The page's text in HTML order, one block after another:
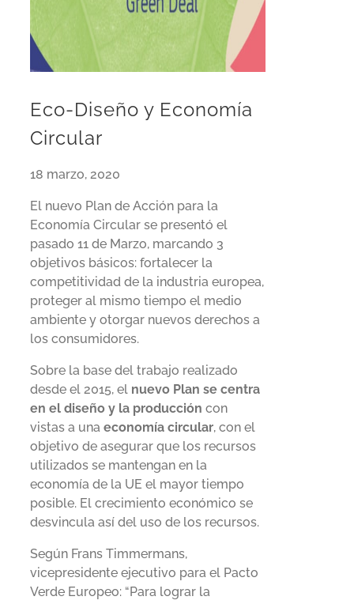
Eco-Diseño y Economía
Circular
18 marzo, 2020
El nuevo Plan de Acción para la
Economía Circular se presentó el
pasado 11 de Marzo, marcando 3
objetivos básicos: fortalecer la
competitividad de la industria europea,
proteger al mismo tiempo el medio
ambiente y otorgar nuevos derechos a
los consumidores.
Sobre la base del trabajo realizado
desde el 2015, el nuevo Plan se centra
en el diseño y la producción con
vistas a una economía circular, con el
objetivo de asegurar que los recursos
utilizados se mantengan en la
economía de la UE el mayor tiempo
posible. El crecimiento económico se
desvincula así del uso de los recursos.
Según Frans Timmermans,
vicepresidente ejecutivo para el Pacto
Verde Europeo: “Para lograr la